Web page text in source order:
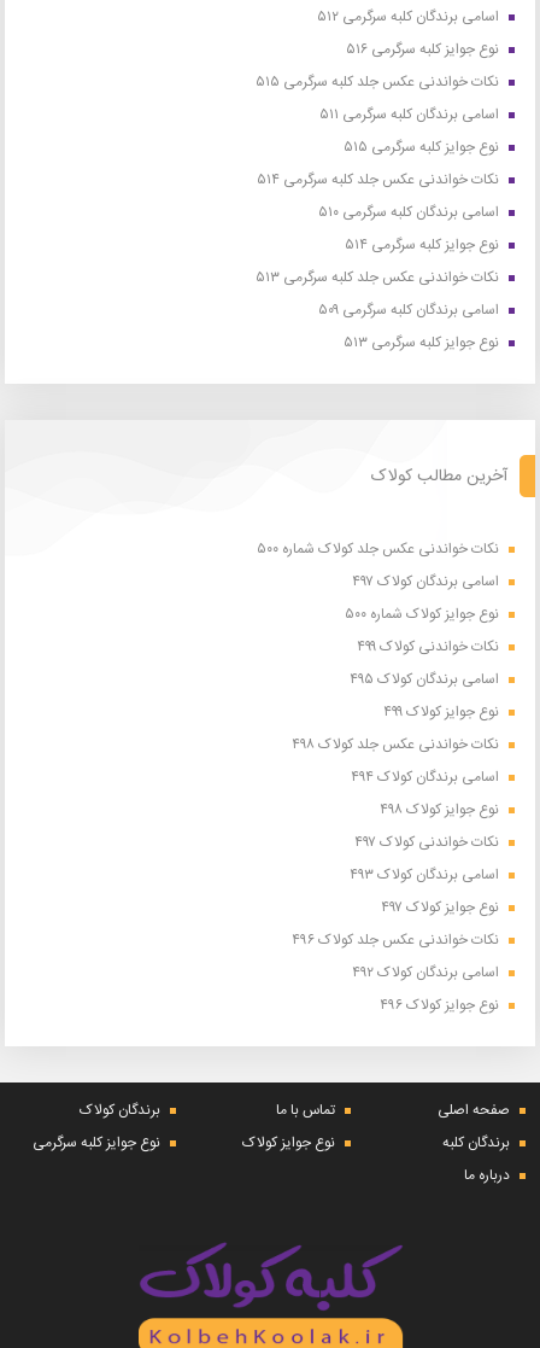
اسامی برندگان کلبه سرگرمی ۵۱۲
نوع جوایز کلبه سرگرمی ۵۱۶
نکات خواندنی عکس جلد کلبه سرگرمی ۵۱۵
اسامی برندگان کلبه سرگرمی ۵۱۱
نوع جوایز کلبه سرگرمی ۵۱۵
نکات خواندنی عکس جلد کلبه سرگرمی ۵۱۴
اسامی برندگان کلبه سرگرمی ۵۱۰
نوع جوایز کلبه سرگرمی ۵۱۴
نکات خواندنی عکس جلد کلبه سرگرمی ۵۱۳
اسامی برندگان کلبه سرگرمی ۵۰۹
نوع جوایز کلبه سرگرمی ۵۱۳
آخرین مطالب کولاک
نکات خواندنی عکس جلد کولاک شماره ۵۰۰
اسامی برندگان کولاک ۴۹۷
نوع جوایز کولاک شماره ۵۰۰
نکات خواندنی کولاک ۴۹۹
اسامی برندگان کولاک ۴۹۵
نوع جوایز کولاک ۴۹۹
نکات خواندنی عکس جلد کولاک ۴۹۸
اسامی برندگان کولاک ۴۹۴
نوع جوایز کولاک ۴۹۸
نکات خواندنی کولاک ۴۹۷
اسامی برندگان کولاک ۴۹۳
نوع جوایز کولاک ۴۹۷
نکات خواندنی عکس جلد کولاک ۴۹۶
اسامی برندگان کولاک ۴۹۲
نوع جوایز کولاک ۴۹۶
صفحه اصلی تماس با ما
برندگان کولاک
برندگان کلبه
نوع جوایز کولاک
نوع جوایز کلبه سرگرمی
درباره ما